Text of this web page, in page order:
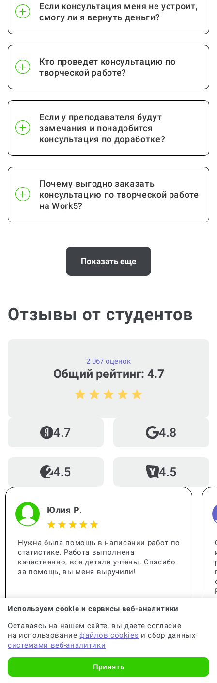
Если консультация меня не устроит,
смогу ли я вернуть деньги?
Кто проведет консультацию по
творческой работе?
Если у преподавателя будут
замечания и понадобится
консультация по доработке?
Почему выгодно заказать
консультацию по творческой работе
на Work5?
Когда и как нужно оплачивать
Показать еще
Отзывы от студентов
Общий рейтинг: 4.7
2 067 оценок
4.7 4.8
4.5 4.5
Юлия Р.
Нужна была помощь в написании работ по
статистике. Работа выполнена
качественно, все детали учтены. Спасибо
за помощь, вы меня выручили!
Используем cookie и сервисы веб-аналитики
Оставаясь на нашем сайте, вы даете согласие
на использованиефайлов cookies и сбор данных
системами веб-аналитики
Принять